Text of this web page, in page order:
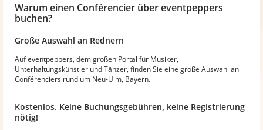
Warum einen Conférencier über eventpeppers
buchen?
Große Auswahl an Rednern
Auf eventpeppers, dem großen Portal für Musiker,
Unterhaltungskünstler und Tänzer, finden Sie eine große Auswahl an
Conférenciers rund um Neu-Ulm, Bayern.
Kostenlos. Keine Buchungsgebühren, keine Registrierung
nötig!